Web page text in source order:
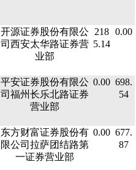
开源证券股份有限公
司西安太华路证券营
业部
218
5.14
0.00
平安证券股份有限公
司福州长乐北路证券
营业部
0.00 698.
54
东方财富证券股份有
限公司拉萨团结路第
一证券营业部
0.00 677.
87